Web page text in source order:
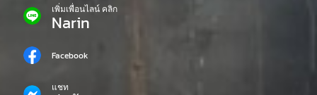
เพิ่มเพื่อนไลน์ คลิก
Narin
Facebook
แชท